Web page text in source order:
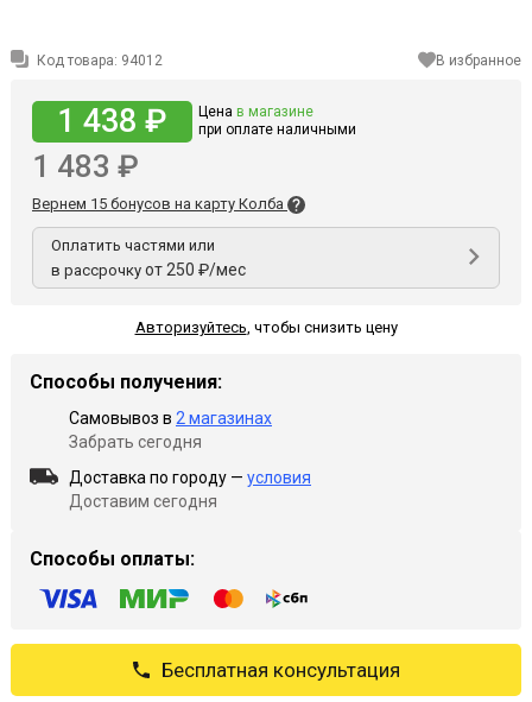
Код товара: 94012 В избранное
1 438 ₽ Цена в магазине
при оплате наличными
1 483 ₽
Вернем 15 бонусов на карту Колба
Оплатить частями или
в рассрочку от 250 ₽/мес
Авторизуйтесь чтобы снизить цену
Способы получения:
Самовывоз в 2 магазинах
Забрать сегодня
Доставка по городу — условия
Доставим сегодня
Способы оплаты:
Бесплатная консультация